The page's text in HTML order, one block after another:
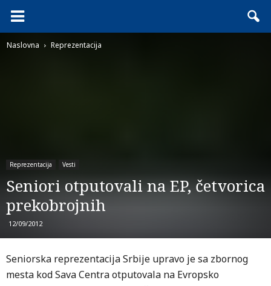
Naslovna Reprezentacija
Reprezentacija Vesti
Seniori otputovali na EP, četvorica
prekobrojnih
12/09/2012
Seniorska reprezentacija Srbije upravo je sa zbornog
mesta kod Sava Centra otputovala na Evropsko